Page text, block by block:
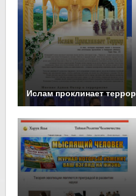
Ислам проклинает террор